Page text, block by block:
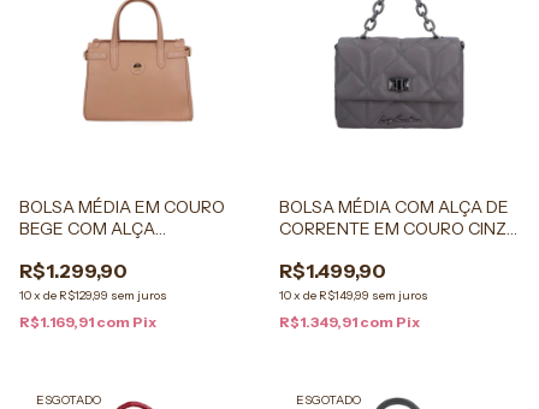
BOLSA MÉDIA EM COURO
BEGE COM ALÇA
R$1.299,90
10x de R$129,99 sem juros
R$1.169,91 com Pix
BOLSA MÉDIA COM ALÇA DE
CORRENTE EM COURO CINZA
R$1.499,90
10x de R$149,99 sem juros
R$1.349,91 com Pix
ESGOTADO ESGOTADO